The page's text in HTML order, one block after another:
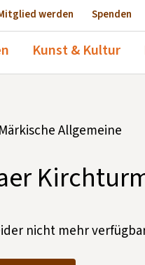
werden Spenden
Kunst & Kultur
Allgemeine
nicht mehr